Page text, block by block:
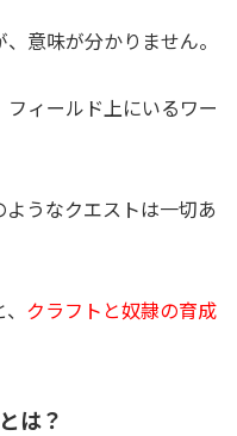
意味が分かりません。
ィールド上にいるワー
うなクエストは一切あ
クラフトと奴隷の育成
は？